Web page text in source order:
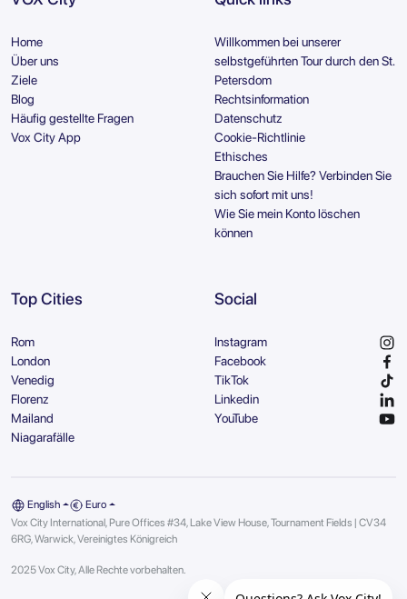
Home
Über uns
Ziele
Blog
Häufig gestellte Fragen
Vox City App
Willkommen bei unserer
selbstgeführten Tour durch den St.
Petersdom
Rechtsinformation
Datenschutz
Cookie-Richtlinie
Ethisches
Brauchen Sie Hilfe? Verbinden Sie
sich sofort mit uns!
Wie Sie mein Konto löschen
können
Top Cities
Rom
London
Venedig
Florenz
Mailand
Niagarafälle
Social
Instagram
Facebook
TikTok
Linkedin
YouTube
English
Euro
Vox City International, Pure Offices #34, Lake View House, Tournament Fields | CV34
6RG, Warwick, Vereinigtes Königreich
2025 Vox City, Alle Rechte vorbehalten.